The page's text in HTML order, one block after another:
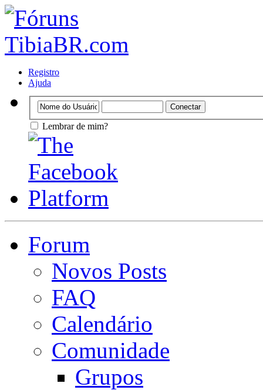
Registro
Ajuda
Lembrar de mim?
Forum
Novos Posts
FAQ
Calendário
Comunidade
Grupos